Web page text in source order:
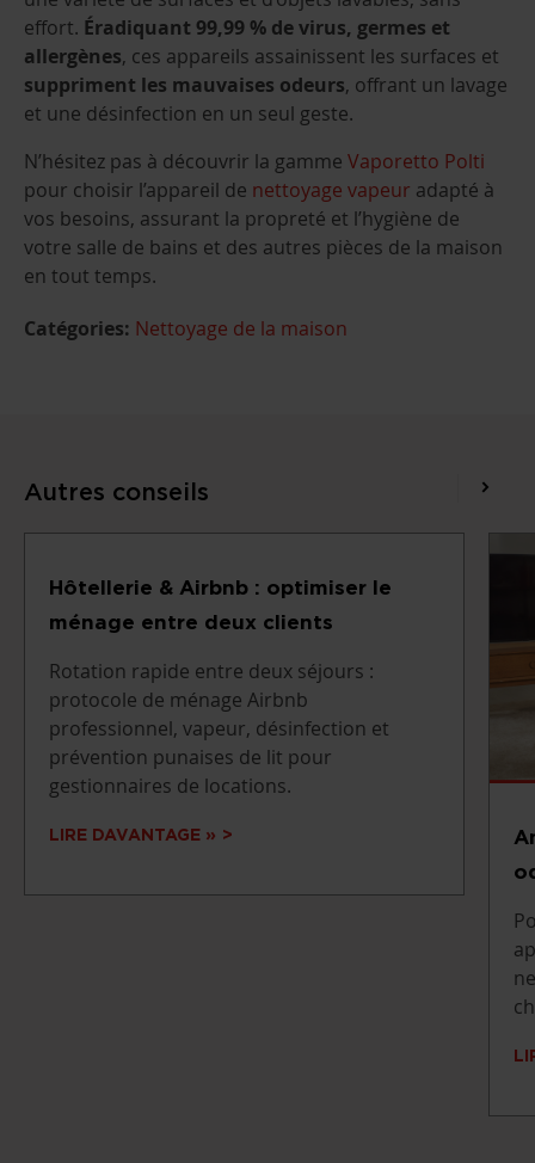
effort. Éradiquant 99,99 % de virus, germes et
allergènes, ces appareils assainissent les surfaces et
suppriment les mauvaises odeurs, offrant un lavage
et une désinfection en un seul geste.
N’hésitez pas à découvrir la gamme Vaporetto Polti
pour choisir l’appareil de nettoyage vapeur adapté à
vos besoins, assurant la propreté et l’hygiène de
votre salle de bains et des autres pièces de la maison
en tout temps.
Catégories: Nettoyage de la maison
Autres conseils
Hôtellerie & Airbnb : optimiser le
ménage entre deux clients
Rotation rapide entre deux séjours :
protocole de ménage Airbnb
professionnel, vapeur, désinfection et
prévention punaises de lit pour
gestionnaires de locations.
LIRE DAVANTAGE »